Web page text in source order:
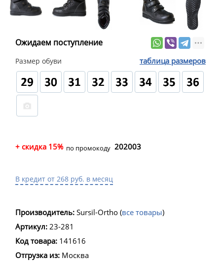
Ожидаем поступление
Размер обуви таблица размеров
+ скидка 15% по промокоду 202003
В кредит от 268 руб. в месяц
Производитель: Sursil-Ortho (все товары)
Артикул: 23-281
Код товара: 141616
Отгрузка из: Москва